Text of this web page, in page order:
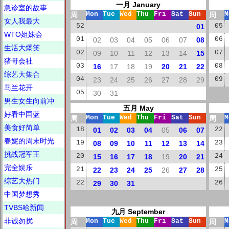
急诊室的故事
女人我最大
WTO姐妹会
生活大爆笑
猪哥会社
综艺大集合
马兰花开
男生女生向前冲
好看中国蓝
美食好简单
春妮的周末时光
挑战冠军王
完全娱乐
综艺大热门
中国梦想秀
TVBS哈新闻
非诚勿扰
一月 January
周
Mon Tue Wed Thu Fri Sat
Sun
52
01
01 02 03 04 05 06 07 08
02 09 10 11 12 13 14 15
03 16 17 18 19 20 21 22
04 23 24 25 26 27 28 29
05 30 31
周
05
06
07
08
09
五月 May
周
Mon Tue Wed Thu Fri Sat
Sun
18
01 02 03 04 05 06 07
19 08 09 10 11 12 13 14
20 15 16 17 18 19 20 21
21 22 23 24 25 26 27 28
22 29 30 31
周
22
23
24
25
26
九月 September
周
Mon Tue Wed Thu Fri Sat
Sun
周